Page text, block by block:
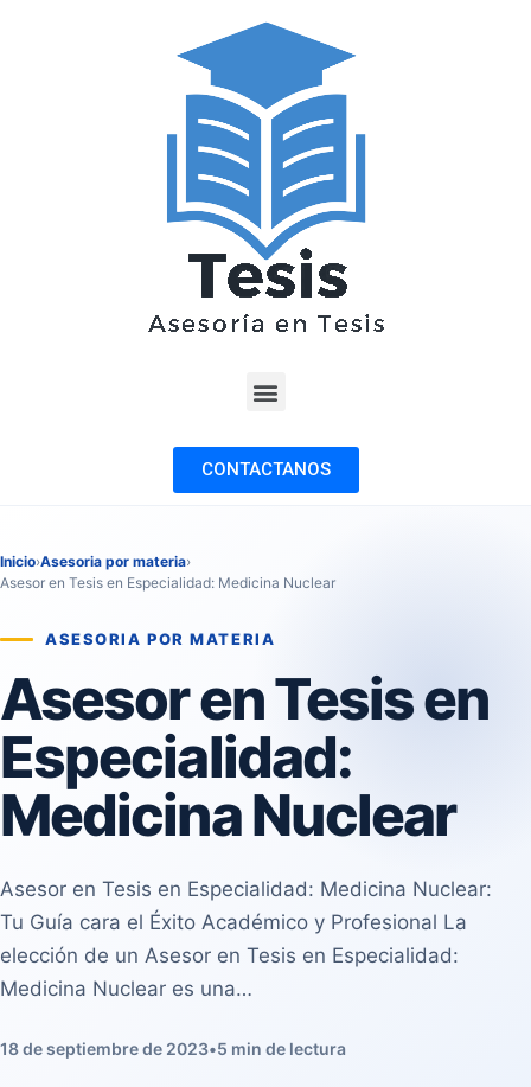
CONTACTANOS
Inicio›Asesoria por materia›
Asesor en Tesis en Especialidad: Medicina Nuclear
ASESORIA POR MATERIA
Asesor en Tesis en
Especialidad:
Medicina Nuclear
Asesor en Tesis en Especialidad: Medicina Nuclear:
Tu Guía cara el Éxito Académico y Profesional La
elección de un Asesor en Tesis en Especialidad:
Medicina Nuclear es una…
18 de septiembre de 2023•5 min de lectura